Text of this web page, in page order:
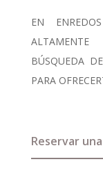
EN
BÚSQUEDA
PARA
Reservar